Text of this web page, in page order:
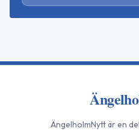
ÄngelholmNyttär en